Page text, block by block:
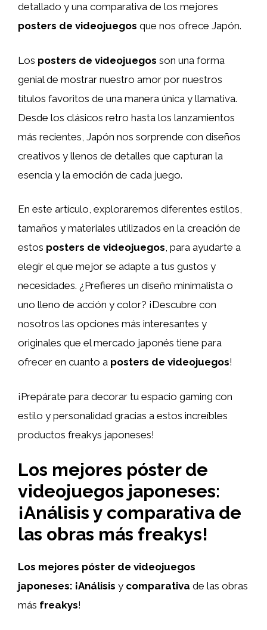
detallado y una comparativa de los mejores
posters de videojuegos que nos ofrece Japón.
Los posters de videojuegos son una forma
genial de mostrar nuestro amor por nuestros
títulos favoritos de una manera única y llamativa.
Desde los clásicos retro hasta los lanzamientos
más recientes, Japón nos sorprende con diseños
creativos y llenos de detalles que capturan la
esencia y la emoción de cada juego.
En este artículo, exploraremos diferentes estilos,
tamaños y materiales utilizados en la creación de
estos posters de videojuegos, para ayudarte a
elegir el que mejor se adapte a tus gustos y
necesidades. ¿Prefieres un diseño minimalista o
uno lleno de acción y color? ¡Descubre con
nosotros las opciones más interesantes y
originales que el mercado japonés tiene para
ofrecer en cuanto a posters de videojuegos!
¡Prepárate para decorar tu espacio gaming con
estilo y personalidad gracias a estos increíbles
productos freakys japoneses!
Los mejores póster de
videojuegos japoneses:
¡Análisis y comparativa de
las obras más freakys!
Los mejores póster de videojuegos
japoneses: ¡Análisis y comparativa de las obras
más freakys!